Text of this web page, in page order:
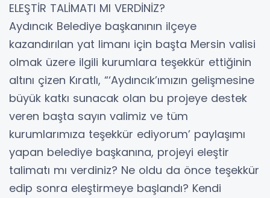
ELEŞTİR TALİMATI MI VERDİNİZ?
Aydıncık Belediye başkanının ilçeye
kazandırılan yat limanı için başta Mersin valisi
olmak üzere ilgili kurumlara teşekkür ettiğinin
altını çizen Kıratlı, “‘Aydıncık’ımızın gelişmesine
büyük katkı sunacak olan bu projeye destek
veren başta sayın valimiz ve tüm
kurumlarımıza teşekkür ediyorum’ paylaşımı
yapan belediye başkanına, projeyi eleştir
talimatı mı verdiniz? Ne oldu da önce teşekkür
edip sonra eleştirmeye başlandı? Kendi